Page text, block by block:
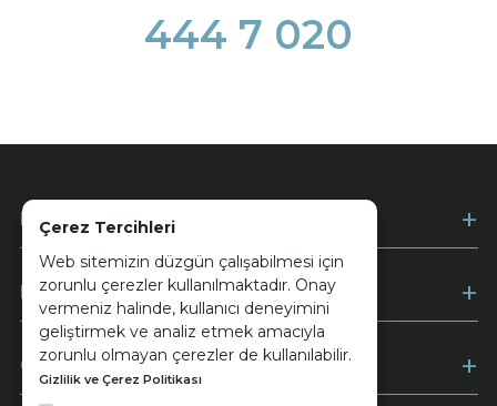
Çerez Tercihleri
Web sitemizin düzgün çalışabilmesi için
zorunlu çerezler kullanılmaktadır. Onay
vermeniz halinde, kullanıcı deneyimini
geliştirmek ve analiz etmek amacıyla
zorunlu olmayan çerezler de kullanılabilir.
Gizlilik ve Çerez Politikası
444 7 020
Kurumsal
Müşteri Hizmetleri
Ödeme